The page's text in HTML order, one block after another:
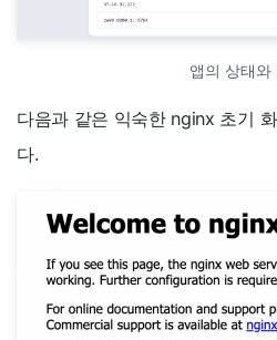
앱의 상태와
다음과 같은 익숙한 nginx 초기
다.